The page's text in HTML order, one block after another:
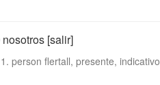
nosotros [salir]
1. person flertall, presente, indicativo